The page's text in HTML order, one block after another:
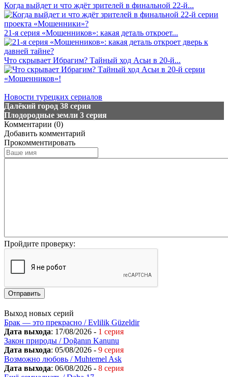
Когда выйдет и что ждёт зрителей в финальной 22-й...
21‑я серия «Мошенников»: какая деталь откроет...
Что скрывает Ибрагим? Тайный ход Асьи в 20‑й...
Новости турецких сериалов
Далёкий город 38 серия
Плодородные земли 3 серия
Комментарии (0)
Добавить комментарий
Прокомментировать
Пройдите проверку:
Отправить
Выход новых серий
Брак — это прекрасно / Evlilik Güzeldir
Дата выхода: 17/08/2026 - 1 серия
Закон природы / Doğanın Kanunu
Дата выхода: 05/08/2026 - 9 серия
Возможно любовь / Muhtemel Ask
Дата выхода: 06/08/2026 - 8 серия